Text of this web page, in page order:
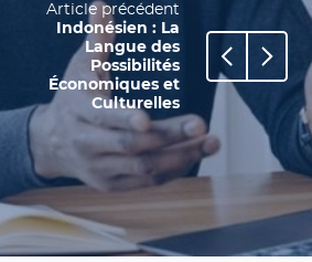
Article précédent
Indonésien : La
Langue des
Possibilités
Économiques et
Culturelles